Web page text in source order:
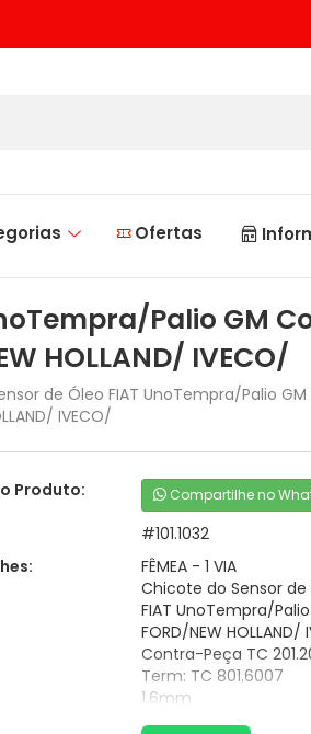
Ofertas
Palio GM
HOLLAND/ IVECO/
de Óleo FIAT UnoTempra/Palio
IVECO/
Produto: Compartilhe no
#101.1032
FÊMEA - 1 VIA
Chicote do Sensor de
FIAT UnoTempra/
FORD/NEW
Contra-Peça TC
Term: TC 801.6007
1.6mm